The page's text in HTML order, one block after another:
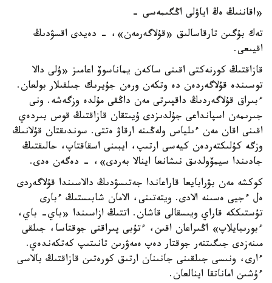
«اقاننىڭ ەڭ اياۋلى اڭگىمەسى -
تەك بۇگىن تارقاسالىق «قۇلاگەرمەن»، - دەيدى اقسۋدىڭ
اقيىعى.
قازاقتىڭ كورنەكتى اقىنى ساكەن يماناسوۆ اعامىز «ۇلى دالا
توسىندە قۇلاگەردەن دە وتكەن ورەن جۇيرىك جىلقىلار بولعان.
ءبىراق قۇلاگەردىڭ داقپىرتى مەن داڭقى مۇلدە وزگەشە. ونى
جىرىمەن اسپانداعى جۇلدىزدى ۇيىتقان قازاقتىڭ قوس بىردەي
اقىنى اقان مەن ءىلياس ولەڭىنە ارقاۋ ەتتى. سوندىقتان قۇلانىڭ
وزگە كۇلىكتەردەن كيەسى ارتىپ، ايبىنى اسقاقتاپ، حالىقتىڭ
جادىندا سيمۆولدىق نىشانعا اينالا بەردى»، - دەگەن ەدى.
كوكشە مەن بۋرابايعا قاراعاندا جەتىسۋدىڭ دالاسىندا قۇلاگەردى
ەل ءجيى ەسىنە الادى. ويتەتىنى، الامان شابىستىڭ ءبارى
تۇستىككە قاراي ويىسقالى قاشان. اتتىڭ ازاسىندا «باي- باي،
ءبورىبايلاپ» اڭىراعان اقىن، ءتۇبى پىراقتى جوقتاسا، جىلقى
مىنەزدى جىگىتتەر جوقتار دەپ ەمەۋرىن تانىتىپ كەتكەندەي.
ءارى، ونىسى جىلقىنى جانىنان ارتىق كورەتىن قازاقتىڭ بالاسى
ءۇشىن اماناتقا اينالعان.